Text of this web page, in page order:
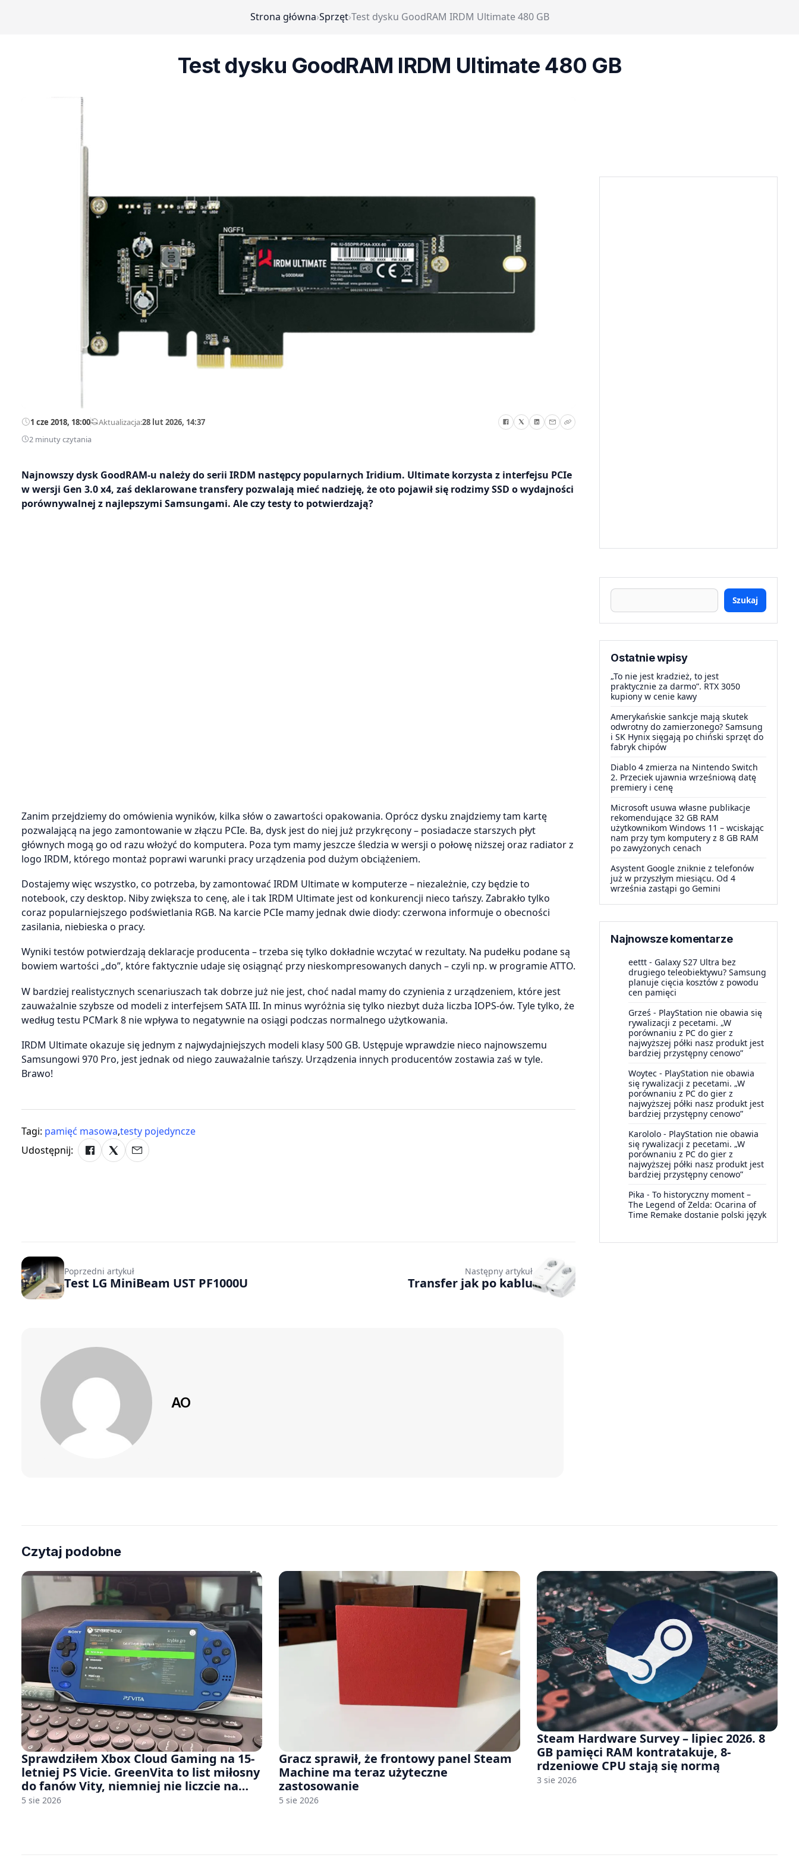
Strona główna›Sprzęt›Test dysku GoodRAM IRDM Ultimate 480 GB
Test dysku GoodRAM IRDM Ultimate 480 GB
1 cze 2018, 18:00—Aktualizacja:28 lut 2026, 14:37
2 minuty czytania
Najnowszy dysk GoodRAM-u należy do serii IRDM następcy popularnych Iridium. Ultimate korzysta z interfejsu PCIe
w wersji Gen 3.0 x4, zaś deklarowane transfery pozwalają mieć nadzieję, że oto pojawił się rodzimy SSD o wydajności
porównywalnej z najlepszymi Samsungami. Ale czy testy to potwierdzają?
Zanim przejdziemy do omówienia wyników, kilka słów o zawartości opakowania. Oprócz dysku znajdziemy tam kartę
pozwalającą na jego zamontowanie w złączu PCIe. Ba, dysk jest do niej już przykręcony – posiadacze starszych płyt
głównych mogą go od razu włożyć do komputera. Poza tym mamy jeszcze śledzia w wersji o połowę niższej oraz radiator z
logo IRDM, którego montaż poprawi warunki pracy urządzenia pod dużym obciążeniem.
Dostajemy więc wszystko, co potrzeba, by zamontować IRDM Ultimate w komputerze – niezależnie, czy będzie to
notebook, czy desktop. Niby zwiększa to cenę, ale i tak IRDM Ultimate jest od konkurencji nieco tańszy. Zabrakło tylko
coraz popularniejszego podświetlania RGB. Na karcie PCIe mamy jednak dwie diody: czerwona informuje o obecności
zasilania, niebieska o pracy.
Wyniki testów potwierdzają deklaracje producenta – trzeba się tylko dokładnie wczytać w rezultaty. Na pudełku podane są
bowiem wartości „do”, które faktycznie udaje się osiągnąć przy nieskompresowanych danych – czyli np. w programie ATTO.
W bardziej realistycznych scenariuszach tak dobrze już nie jest, choć nadal mamy do czynienia z urządzeniem, które jest
zauważalnie szybsze od modeli z interfejsem SATA III. In minus wyróżnia się tylko niezbyt duża liczba IOPS-ów. Tyle tylko, że
według testu PCMark 8 nie wpływa to negatywnie na osiągi podczas normalnego użytkowania.
IRDM Ultimate okazuje się jednym z najwydajniejszych modeli klasy 500 GB. Ustępuje wprawdzie nieco najnowszemu
Samsungowi 970 Pro, jest jednak od niego zauważalnie tańszy. Urządzenia innych producentów zostawia zaś w tyle.
Brawo!
Tagi: pamięć masowa,testy pojedyncze
Udostępnij:
Szukaj
Ostatnie wpisy
„To nie jest kradzież, to jest
praktycznie za darmo”. RTX 3050
kupiony w cenie kawy
Amerykańskie sankcje mają skutek
odwrotny do zamierzonego? Samsung
i SK Hynix sięgają po chiński sprzęt do
fabryk chipów
Diablo 4 zmierza na Nintendo Switch
2. Przeciek ujawnia wrześniową datę
premiery i cenę
Microsoft usuwa własne publikacje
rekomendujące 32 GB RAM
użytkownikom Windows 11 – wciskając
nam przy tym komputery z 8 GB RAM
po zawyżonych cenach
Asystent Google zniknie z telefonów
już w przyszłym miesiącu. Od 4
września zastąpi go Gemini
Najnowsze komentarze
eettt - Galaxy S27 Ultra bez
drugiego teleobiektywu? Samsung
planuje cięcia kosztów z powodu
cen pamięci
Grześ - PlayStation nie obawia się
rywalizacji z pecetami. „W
porównaniu z PC do gier z
najwyższej półki nasz produkt jest
bardziej przystępny cenowo”
Woytec - PlayStation nie obawia
się rywalizacji z pecetami. „W
porównaniu z PC do gier z
najwyższej półki nasz produkt jest
bardziej przystępny cenowo”
Karololo - PlayStation nie obawia
się rywalizacji z pecetami. „W
porównaniu z PC do gier z
najwyższej półki nasz produkt jest
bardziej przystępny cenowo”
Pika - To historyczny moment –
The Legend of Zelda: Ocarina of
Time Remake dostanie polski język
Poprzedni artykuł
Test LG MiniBeam UST PF1000U
Następny artykuł
Transfer jak po kablu
AO
Czytaj podobne
Sprawdziłem Xbox Cloud Gaming na 15-
letniej PS Vicie. GreenVita to list miłosny
do fanów Vity, niemniej nie liczcie na
zbyt wiele [FELIETON]
5 sie 2026
Gracz sprawił, że frontowy panel Steam
Machine ma teraz użyteczne
zastosowanie
5 sie 2026
Steam Hardware Survey – lipiec 2026. 8
GB pamięci RAM kontratakuje, 8-
rdzeniowe CPU stają się normą
3 sie 2026